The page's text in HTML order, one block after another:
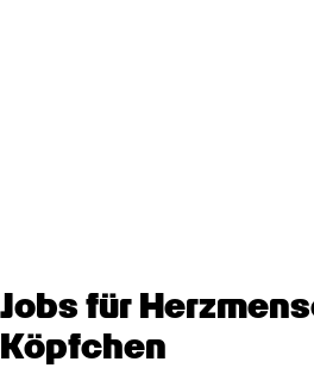
Jobs für
Köpfchen